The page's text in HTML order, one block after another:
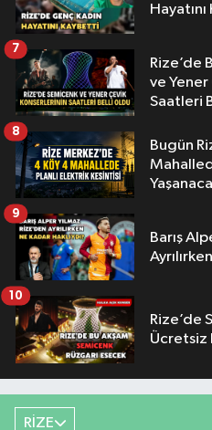
Rize’de
ve
Saatleri
7
Bugün
8
Barış
9
Rize’de
Ücretsiz
10
RİZE